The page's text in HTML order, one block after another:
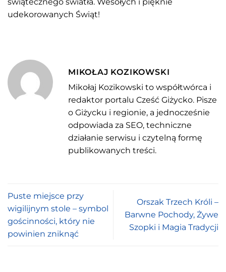
udekorowanych Świąt!
MIKOŁAJ KOZIKOWSKI
Mikołaj Kozikowski to współtwórca i
redaktor portalu Cześć Giżycko. Pisze
o Giżycku i regionie, a jednocześnie
odpowiada za SEO, techniczne
działanie serwisu i czytelną formę
publikowanych treści.
Puste miejsce przy
wigilijnym stole – symbol
gościnności, który nie
powinien zniknąć
Orszak Trzech Króli –
Barwne Pochody, Żywe
Szopki i Magia Tradycji